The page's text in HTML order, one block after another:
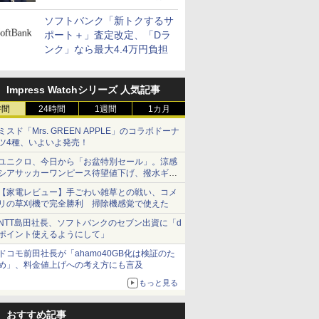
400万契約突破
ソフトバンク「新トクするサ
ポート＋」査定改定、「Dラ
ンク」なら最大4.4万円負担
Impress Watchシリーズ 人気記事
24時間 1週間 1カ月
スド「Mrs. GREEN APPLE」のコラボドーナ
4種、いよいよ発売！
ニクロ、今日から「お盆特別セール」。涼感
アサッカーワンピース待望値下げ、撥水ギア
ョーツは1990円に
家電レビュー】手ごわい雑草との戦い、コメ
の草刈機で完全勝利 掃除機感覚で使えた
島田社長、ソフトバンクのセブン出資に「d
イント使えるようにして」
コモ前田社長が「ahamo40GB化は検証のた
」、料金値上げへの考え方にも言及
もっと見る
おすすめ記事